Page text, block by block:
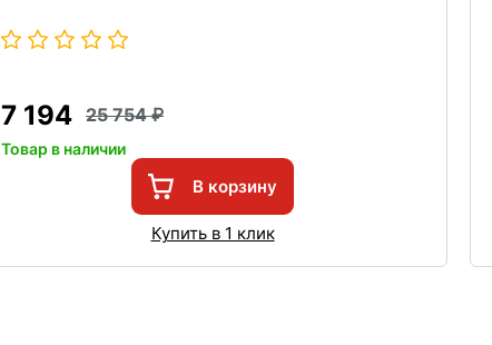
7 194 25 754
Товар в наличии
В корзину
Купить в 1 клик